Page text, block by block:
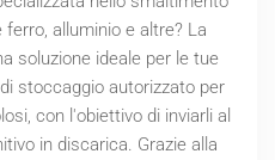
alluminio e altre? La
soluzione ideale per le tue
stoccaggio autorizzato per
con l'obiettivo di inviarli al
in discarica. Grazie alla